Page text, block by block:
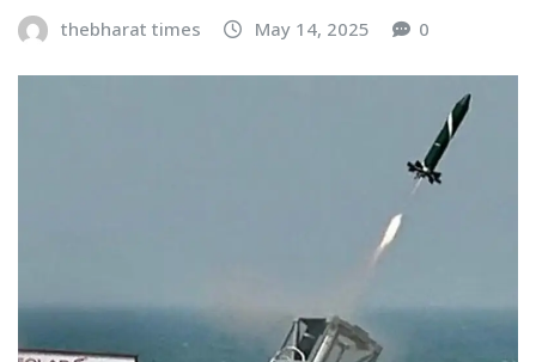
thebharat times May 14, 2025 0